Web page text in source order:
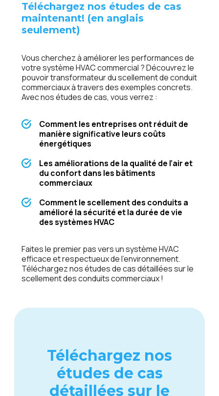
Téléchargez nos études de cas
maintenant! (en anglais
seulement)
Vous cherchez à améliorer les performances de
votre système HVAC commercial ? Découvrez le
pouvoir transformateur du scellement de conduit
commerciaux à travers des exemples concrets.
Avec nos études de cas, vous verrez :
Comment les entreprises ont réduit de
manière significative leurs coûts
énergétiques
Les améliorations de la qualité de l’air et
du confort dans les bâtiments
commerciaux
Comment le scellement des conduits a
amélioré la sécurité et la durée de vie
des systèmes HVAC
Faites le premier pas vers un système HVAC
efficace et respectueux de l’environnement.
Téléchargez nos études de cas détaillées sur le
scellement des conduits commerciaux !
Téléchargez nos
études de cas
détaillées sur le